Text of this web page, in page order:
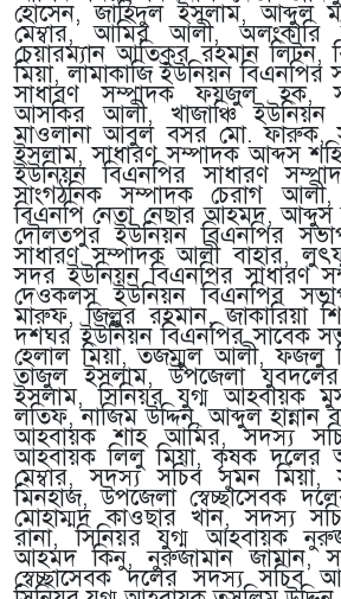
হোসেন, জাহিদুল ইসলাম, আব্দুল
মেম্বার, আমির আলী, অলংকারি
চেয়ারম্যান আতিকুর রহমান লিটন,
মিয়া, লামাকাজি ইউনিয়ন বিএনপির
সাধারণ সম্পাদক ফয়জুল হক,
আসকির আলী, খাজাঞ্চি ইউনিয়ন
মাওলানা আবুল বসর মো. ফারুক,
ইসলাম, সাধারণ সম্পাদক আব্দস
ইউনিয়ন বিএনপির সাধারণ
সাংগঠনিক সম্পাদক চেরাগ আলী,
বিএনপি নেতা নেছার আহমদ, আব্দুস
দৌলতপুর ইউনিয়ন বিএনপির
সাধারণ সম্পাদক আলী বাহার,
সদর ইউনিয়ন বিএনপির সাধারণ
দেওকলস ইউনিয়ন বিএনপির
মারুফ, জিল্লুর রহমান, জাকারিয়া
দশঘর ইউনিয়ন বিএনপির সাবেক
হেলাল মিয়া, তজম্মুল আলী, ফজলু
তাজুল ইসলাম, উপজেলা
ইসলাম, সিনিয়র যুগ্ম আহবায়ক
লতিফ, নাজিম উদ্দিন, আব্দুল
আহবায়ক শাহ আমির, সদস্য
আহবায়ক লিলু মিয়া, কৃষক দলের
মেম্বার, সদস্য সচিব সুমন
মিনহাজ, উপজেলা স্বেচ্ছাসেবক
মোহাম্মদ কাওছার খান, সদস্য
রানা, সিনিয়র যুগ্ম আহবায়ক
আহমদ কিনু, নুরুজামান জামান,
স্বেচ্ছাসেবক দলের সদস্য সচিব